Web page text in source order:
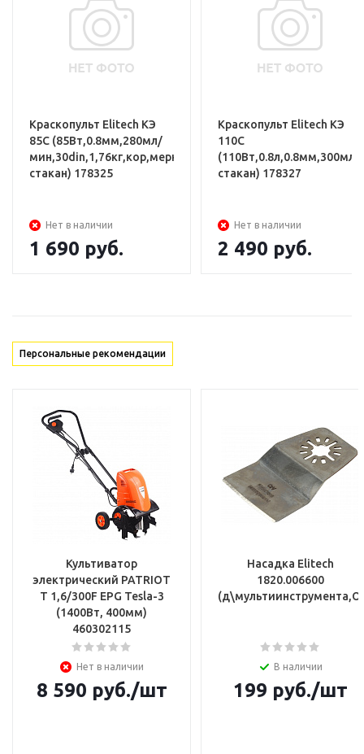
Краскопульт Elitech КЭ
85С (85Вт,0.8мм,280мл/
мин,30din,1,76кг,кор,мерный
стакан) 178325
Нет в наличии
1 690 руб.
Краскопульт Elitech КЭ
110С
стакан) 178327
Нет в наличии
2 490 руб.
Персональные рекомендации
Культиватор
электрический PATRIOT
T 1,6/300F EPG Tesla-3
(1400Вт, 400мм)
460302115
Нет в наличии
8 590 руб./шт
Насадка Elitech
1820.006600
В наличии
199 руб./шт